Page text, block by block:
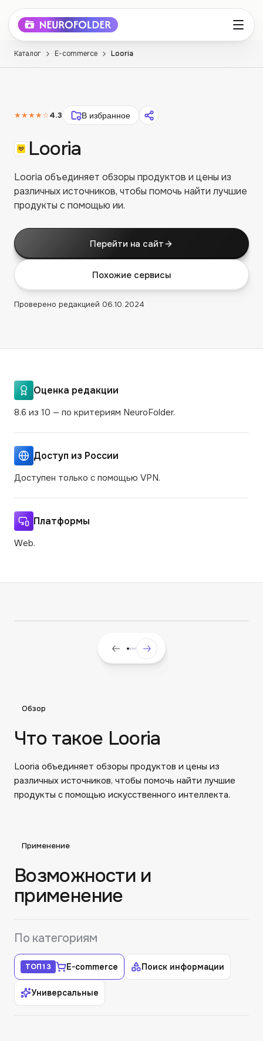
Каталог E-commerce Looria
★★★★☆4.3 В избранное
Looria
Looria объединяет обзоры продуктов и цены из
различных источников, чтобы помочь найти лучшие
продукты с помощью ии.
Перейти на сайт
Похожие сервисы
Проверено редакцией 06.10.2024
Оценка редакции
8.6 из 10 — по критериям NeuroFolder.
Доступ из России
Доступен только с помощью VPN.
Платформы
Web.
Обзор
Что такое Looria
Looria объединяет обзоры продуктов и цены из
различных источников, чтобы помочь найти лучшие
продукты с помощью искусственного интеллекта.
Применение
Возможности и
применение
По категориям
ТОП13 E-commerce Поиск информации
Универсальные